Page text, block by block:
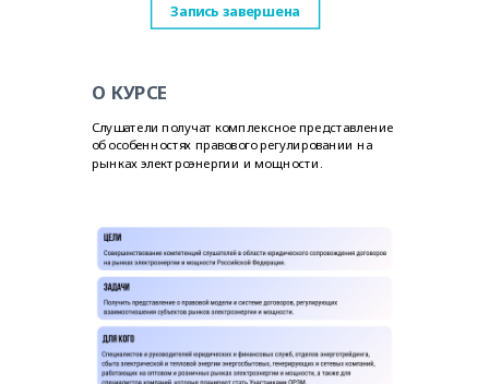
Запись завершена
О КУРСЕ
Слушатели получат комплексное представление
об особенностях правового регулировании на
рынках электроэнергии и мощности.